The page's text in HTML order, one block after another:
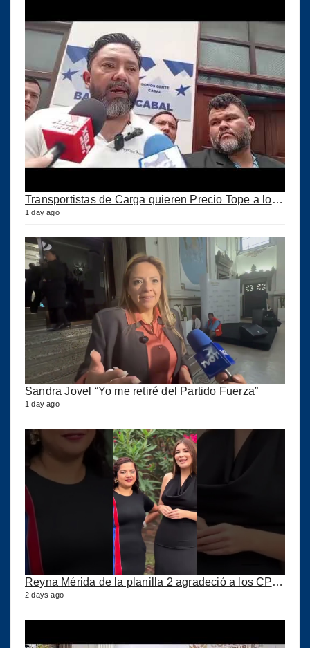
Transportistas de Carga quieren Precio Tope a los combustibles
1 day ago
Sandra Jovel “Yo me retiré del Partido Fuerza”
1 day ago
Reyna Mérida de la planilla 2 agradeció a los CPA por su confianza
2 days ago